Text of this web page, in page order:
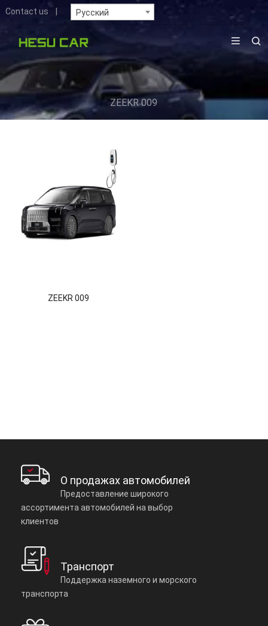
Contact us Русский
ZEEKR 009
ZEEKR 009
О продажах автомобилей
Предоставление широкого
ассортимента автомобилей на выбор
клиентов
Транспорт
Поддержка наземного и морского
транспорта